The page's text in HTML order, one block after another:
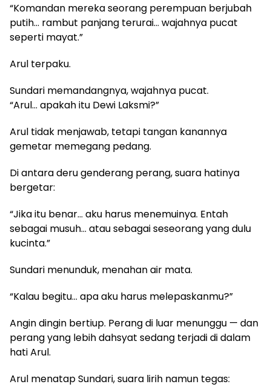
“Komandan mereka seorang perempuan berjubah
putih… rambut panjang terurai… wajahnya pucat
seperti mayat.”
Arul terpaku.
Sundari memandangnya, wajahnya pucat.
“Arul… apakah itu Dewi Laksmi?”
Arul tidak menjawab, tetapi tangan kanannya
gemetar memegang pedang.
Di antara deru genderang perang, suara hatinya
bergetar:
“Jika itu benar… aku harus menemuinya. Entah
sebagai musuh… atau sebagai seseorang yang dulu
kucinta.”
Sundari menunduk, menahan air mata.
“Kalau begitu… apa aku harus melepaskanmu?”
Angin dingin bertiup. Perang di luar menunggu — dan
perang yang lebih dahsyat sedang terjadi di dalam
hati Arul.
Arul menatap Sundari, suara lirih namun tegas: